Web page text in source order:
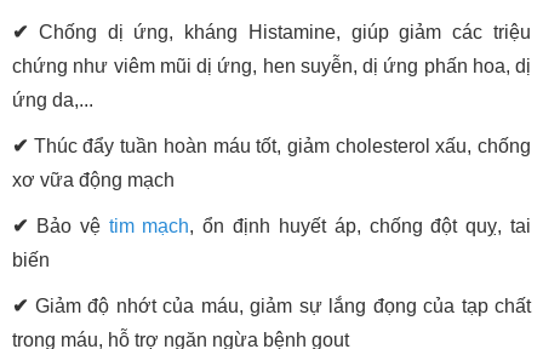
✔ Chống dị ứng, kháng Histamine, giúp giảm các triệu
chứng như viêm mũi dị ứng, hen suyễn, dị ứng phấn hoa, dị
ứng da,...
✔ Thúc đẩy tuần hoàn máu tốt, giảm cholesterol xấu, chống
xơ vữa động mạch
✔ Bảo vệ tim mạch, ổn định huyết áp, chống đột quỵ, tai
biến
✔ Giảm độ nhớt của máu, giảm sự lắng đọng của tạp chất
trong máu, hỗ trợ ngăn ngừa bệnh gout